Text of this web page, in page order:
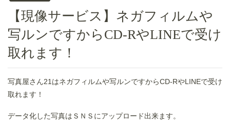
【現像サービス】ネガフィルムや
写ルンですからCD-RやLINEで受け
取れます！
写真屋さん21はネガフィルムや写ルンですからCD-RやLINEで受け
取れます！
データ化した写真はＳＮＳにアップロード出来ます。